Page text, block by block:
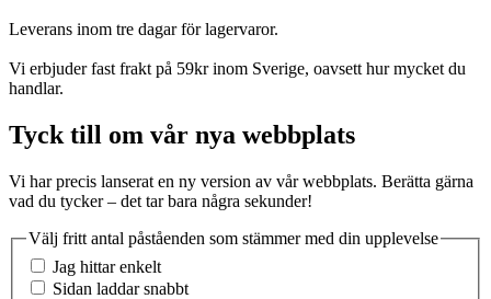
Leverans inom tre dagar för lagervaror.
Vi erbjuder fast frakt på 59kr inom Sverige, oavsett hur mycket du
handlar.
Tyck till om vår nya webbplats
Vi har precis lanserat en ny version av vår webbplats. Berätta gärna
vad du tycker – det tar bara några sekunder!
Välj fritt antal påståenden som stämmer med din upplevelse
Jag hittar enkelt
Sidan laddar snabbt